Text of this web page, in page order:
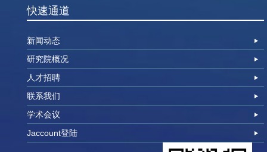
快速通道
新闻动态
研究院概况
人才招聘
联系我们
学术会议
Jaccount登陆